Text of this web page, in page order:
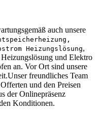
auch unsere
Heizungslösung,
und Elektro
an. Vor Ort sind unsere
freundliches Team
und den Preisen
der Onlinepräsenz
Konditionen.